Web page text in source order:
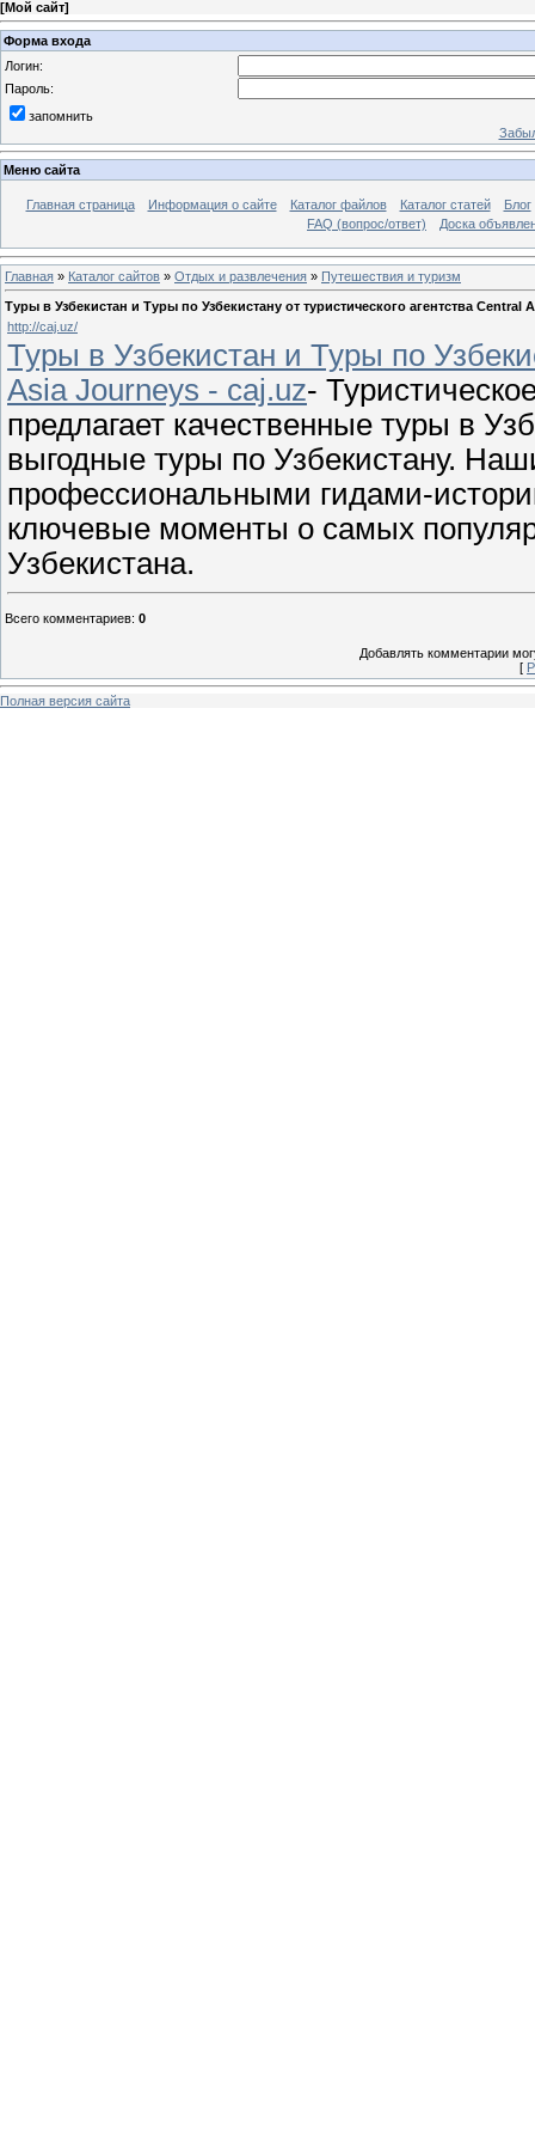
[Мой сайт]
Форма входа
Логин:
Пароль:
запомнить
Меню сайта
Главная страница Информация о сайте Каталог файлов Каталог статей
Блог
FAQ (вопрос/ответ)
Доска
Главная » Каталог сайтов » Отдых и развлечения » Путешествия и туризм
Туры в Узбекистан и Туры по Узбекистану от туристического агентства Central
http://caj.uz/
Туры в Узбекистан и Туры по
Asia Journeys - caj.uz-
предлагает качественные туры в
выгодные туры по Узбекистану.
профессиональными гидами-
ключевые моменты о самых
Узбекистана.
Всего комментариев: 0
Добавлять комментарии
[
Полная версия сайта